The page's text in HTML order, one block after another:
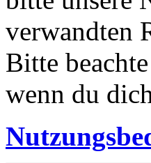
verwandten
Bitte
wenn du